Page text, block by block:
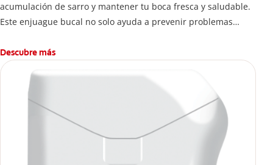
acumulación de sarro y mantener tu boca fresca y saludable.
Este enjuague bucal no solo ayuda a prevenir problemas
Descubre más